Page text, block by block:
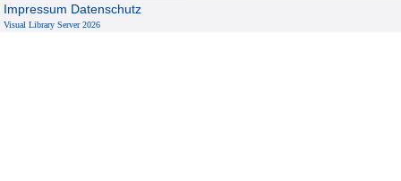
Impressum Datenschutz
Visual Library Server 2026